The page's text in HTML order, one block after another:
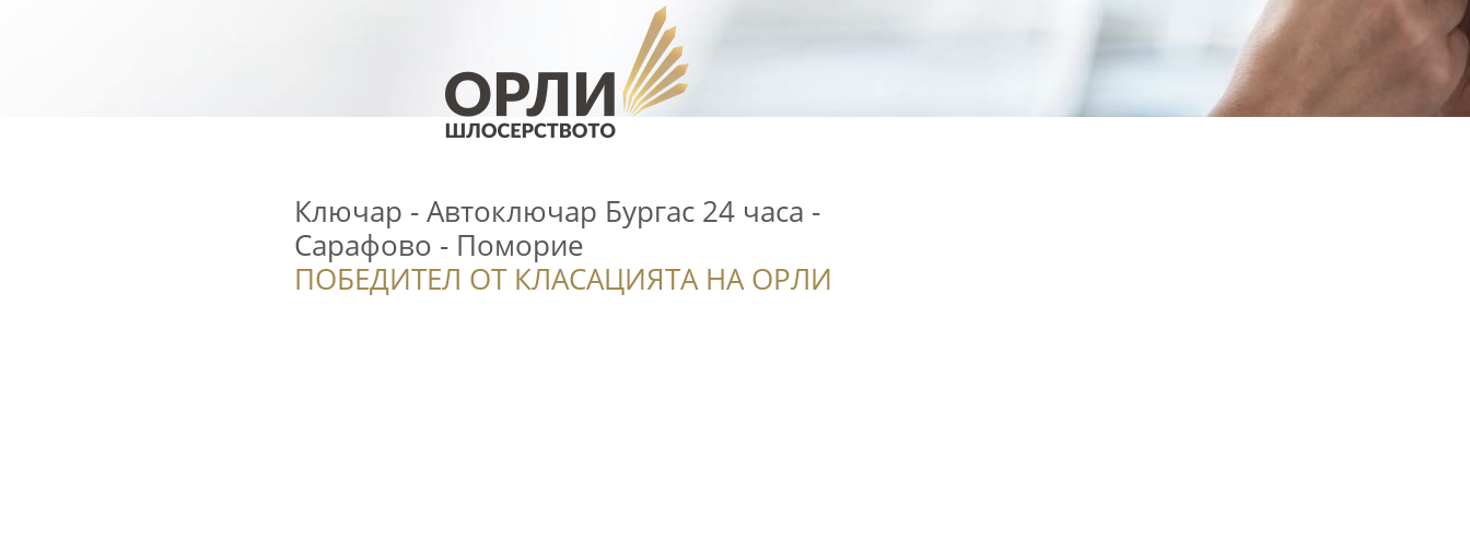
Ключар - Автоключар Бургас 24 часа -
Сарафово - Поморие
ПОБЕДИТЕЛ ОТ КЛАСАЦИЯТА НА ОРЛИ